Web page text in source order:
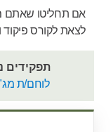
אם תחליטו שאתם
לצאת לקורס פיקוד
תפקידים
לוחם/ת